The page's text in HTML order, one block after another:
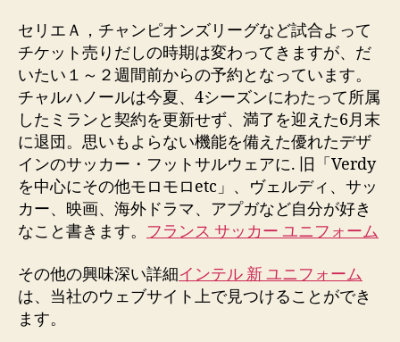
セリエＡ，チャンピオンズリーグなど試合よって
チケット売りだしの時期は変わってきますが、だ
いたい１～２週間前からの予約となっています。
チャルハノールは今夏、4シーズンにわたって所属
したミランと契約を更新せず、満了を迎えた6月末
に退団。思いもよらない機能を備えた優れたデザ
インのサッカー・フットサルウェアに. 旧「Verdy
を中心にその他モロモロetc」、ヴェルディ、サッ
カー、映画、海外ドラマ、アプガなど自分が好き
なこと書きます。 フランス サッカー ユニフォーム
その他の興味深い詳細インテル 新 ユニフォーム
は、当社のウェブサイト上で見つけることができ
ます。